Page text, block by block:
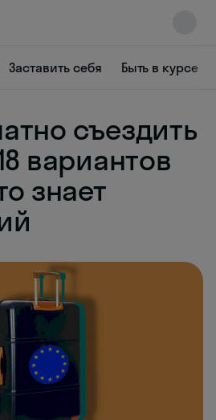
Заставить себя Быть в курсе
съездить
вариантов
знает